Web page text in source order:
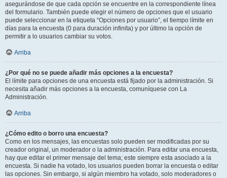
asegurándose de que cada opción se encuentre en la correspondiente línea
del formulario. También puede elegir el número de opciones que el usuario
puede seleccionar en la etiqueta “Opciones por usuario”, el tiempo límite en
días para la encuesta (0 para duración infinita) y por último la opción de
permitir a lo usuarios cambiar su votos.
Arriba
¿Por qué no se puede añadir más opciones a la encuesta?
El límite para opciones de una encuesta está fijado por la administración. Si
necesita añadir más opciones a la encuesta, comuníquese con La
Administración.
Arriba
¿Cómo edito o borro una encuesta?
Como en los mensajes, las encuestas solo pueden ser modificadas por su
creador original, un moderador o la administración. Para editar una encuesta,
hay que editar el primer mensaje del tema; este siempre esta asociado a la
encuesta. Si nadie ha votado, los usuarios pueden borrar la encuesta o editar
las opciones. Sin embargo, si algún miembro ha votado, solo moderadores o